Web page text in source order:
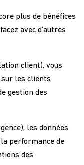
plus de bénéfices
avec d’autres
client), vous
sur les clients
gestion des
les données
performance de
des